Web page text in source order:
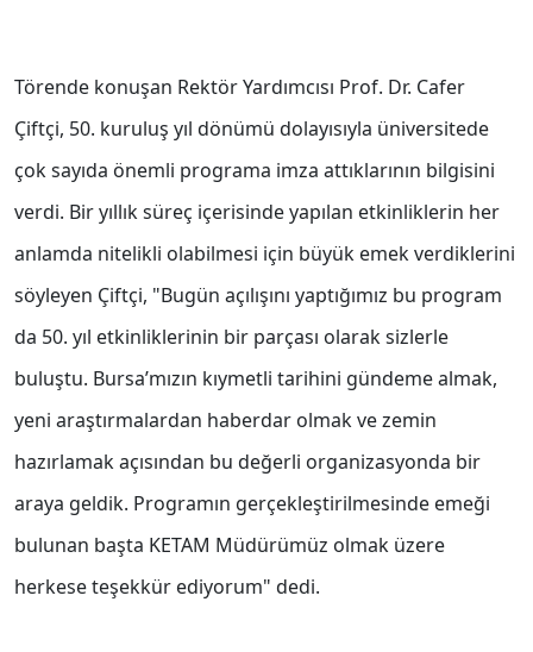
Törende konuşan Rektör Yardımcısı Prof. Dr. Cafer
Çiftçi, 50. kuruluş yıl dönümü dolayısıyla üniversitede
çok sayıda önemli programa imza attıklarının bilgisini
verdi. Bir yıllık süreç içerisinde yapılan etkinliklerin her
anlamda nitelikli olabilmesi için büyük emek verdiklerini
söyleyen Çiftçi, "Bugün açılışını yaptığımız bu program
da 50. yıl etkinliklerinin bir parçası olarak sizlerle
buluştu. Bursa’mızın kıymetli tarihini gündeme almak,
yeni araştırmalardan haberdar olmak ve zemin
hazırlamak açısından bu değerli organizasyonda bir
araya geldik. Programın gerçekleştirilmesinde emeği
bulunan başta KETAM Müdürümüz olmak üzere
herkese teşekkür ediyorum" dedi.